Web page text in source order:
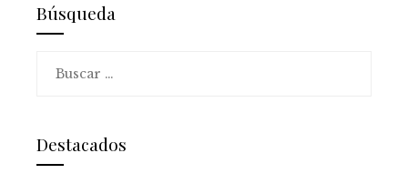
Búsqueda
Destacados